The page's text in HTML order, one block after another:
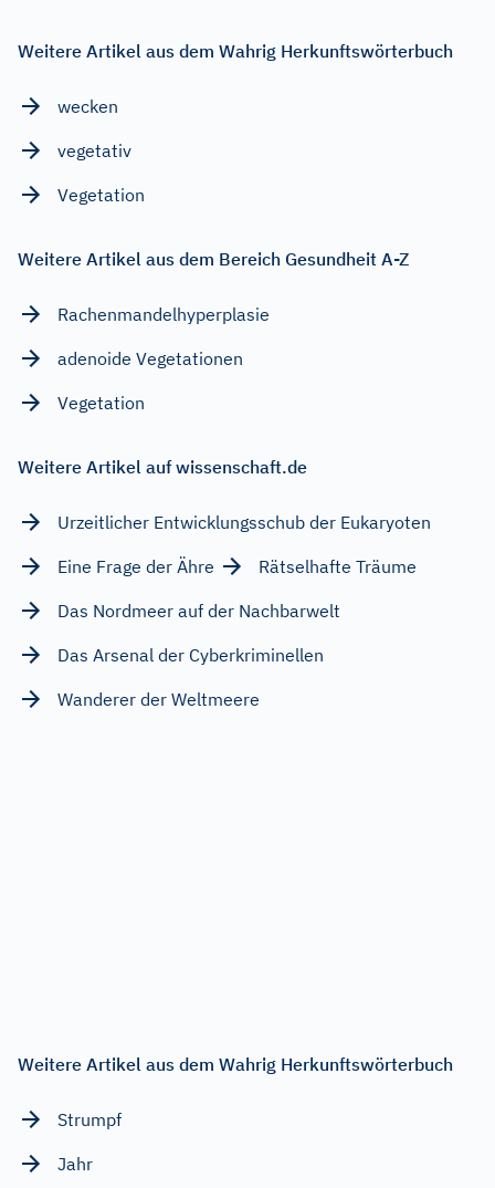
Weitere Artikel aus dem Wahrig Herkunftswörterbuch
wecken
vegetativ
Vegetation
Weitere Artikel aus dem Bereich Gesundheit A-Z
Rachenmandelhyperplasie
adenoide Vegetationen
Vegetation
Weitere Artikel auf wissenschaft.de
Urzeitlicher Entwicklungsschub der Eukaryoten
Eine Frage der Ähre
Rätselhafte Träume
Das Nordmeer auf der Nachbarwelt
Das Arsenal der Cyberkriminellen
Wanderer der Weltmeere
Weitere Artikel aus dem Wahrig Herkunftswörterbuch
Strumpf
Jahr